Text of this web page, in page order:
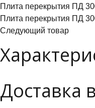
Плита перекрытия ПД
Плита перекрытия ПД
Следующий товар
Доставка